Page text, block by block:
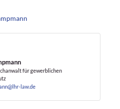
für gewerblichen
law.de